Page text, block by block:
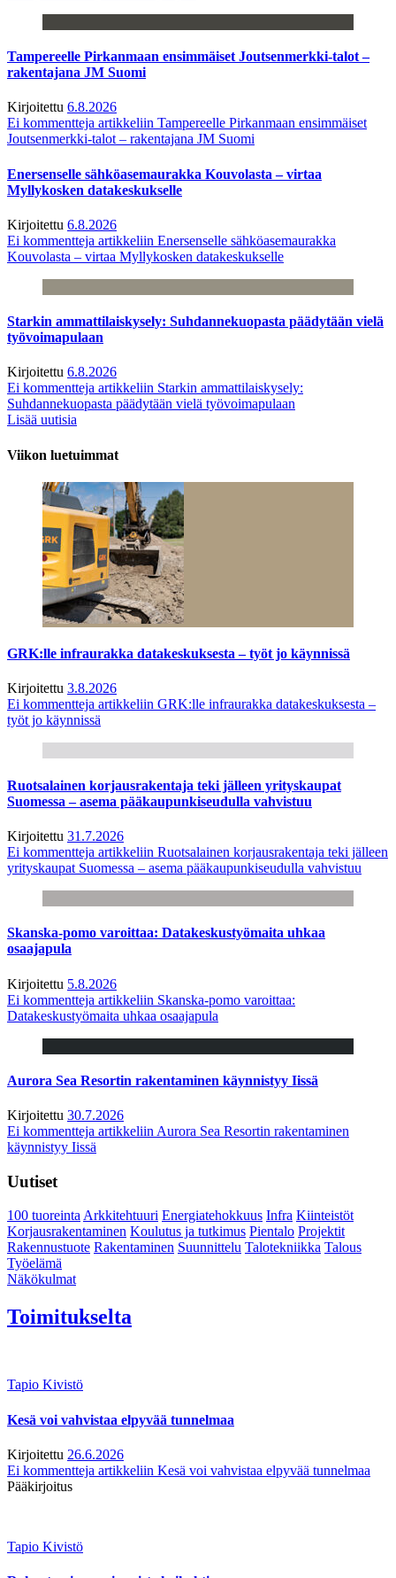
Tampereelle Pirkanmaan ensimmäiset Joutsenmerkki-talot –
rakentajana JM Suomi
Kirjoitettu 6.8.2026
Ei kommentteja artikkeliin Tampereelle Pirkanmaan ensimmäiset
Joutsenmerkki-talot – rakentajana JM Suomi
Enersenselle sähköasemaurakka Kouvolasta – virtaa
Myllykosken datakeskukselle
Kirjoitettu 6.8.2026
Ei kommentteja artikkeliin Enersenselle sähköasemaurakka
Kouvolasta – virtaa Myllykosken datakeskukselle
Starkin ammattilaiskysely: Suhdannekuopasta päädytään vielä
työvoimapulaan
Kirjoitettu 6.8.2026
Ei kommentteja artikkeliin Starkin ammattilaiskysely:
Suhdannekuopasta päädytään vielä työvoimapulaan
Lisää uutisia
Viikon luetuimmat
GRK:lle infraurakka datakeskuksesta – työt jo käynnissä
Kirjoitettu 3.8.2026
Ei kommentteja artikkeliin GRK:lle infraurakka datakeskuksesta –
työt jo käynnissä
Ruotsalainen korjausrakentaja teki jälleen yrityskaupat
Suomessa – asema pääkaupunkiseudulla vahvistuu
Kirjoitettu 31.7.2026
Ei kommentteja artikkeliin Ruotsalainen korjausrakentaja teki jälleen
yrityskaupat Suomessa – asema pääkaupunkiseudulla vahvistuu
Skanska-pomo varoittaa: Datakeskustyömaita uhkaa
osaajapula
Kirjoitettu 5.8.2026
Ei kommentteja artikkeliin Skanska-pomo varoittaa:
Datakeskustyömaita uhkaa osaajapula
Aurora Sea Resortin rakentaminen käynnistyy Iissä
Kirjoitettu 30.7.2026
Ei kommentteja artikkeliin Aurora Sea Resortin rakentaminen
käynnistyy Iissä
Uutiset
100 tuoreintaArkkitehtuuri Energiatehokkuus Infra Kiinteistöt
Korjausrakentaminen Koulutus ja tutkimus Pientalo Projektit
Rakennustuote Rakentaminen Suunnittelu Talotekniikka Talous
Työelämä
Näkökulmat
Toimitukselta
Tapio Kivistö
Kesä voi vahvistaa elpyvää tunnelmaa
Kirjoitettu 26.6.2026
Ei kommentteja artikkeliin Kesä voi vahvistaa elpyvää tunnelmaa
Pääkirjoitus
Tapio Kivistö